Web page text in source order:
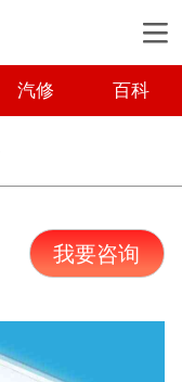
汽修 百科
我要咨询